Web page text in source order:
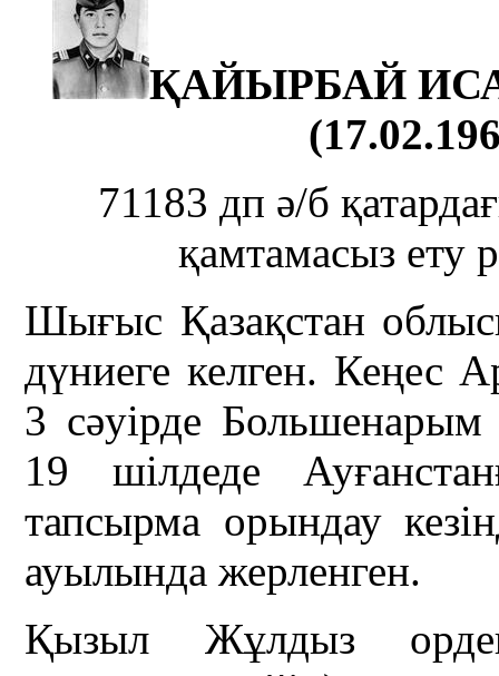
ҚАЙЫРБАЙ
71183 дп ә/б
қамтамасыз ету
Шығыс Қазақстан
дүниеге келген. Кеңес
3 сәуірде
19 шілдеде
тапсырма орындау
ауылында жерленген.
Қызыл Жұлдыз